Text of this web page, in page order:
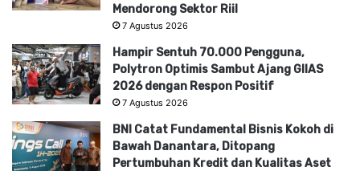
Mendorong Sektor Riil
7 Agustus 2026
Hampir Sentuh 70.000 Pengguna,
Polytron Optimis Sambut Ajang GIIAS
2026 dengan Respon Positif
7 Agustus 2026
BNI Catat Fundamental Bisnis Kokoh di
Bawah Danantara, Ditopang
Pertumbuhan Kredit dan Kualitas Aset